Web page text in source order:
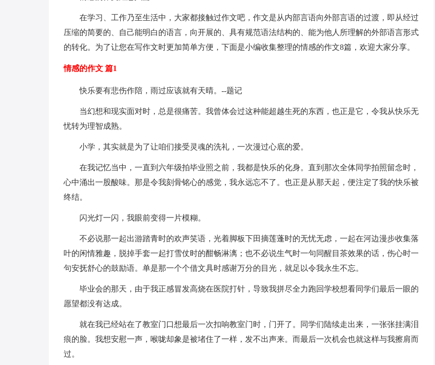
在学习、工作乃至生活中，大家都接触过作文吧，作文是从内部言语向外部言语的过渡，即从经过
压缩的简要的、自己能明白的语言，向开展的、具有规范语法结构的、能为他人所理解的外部语言形式
的转化。为了让您在写作文时更加简单方便，下面是小编收集整理的情感的作文8篇，欢迎大家分享。
情感的作文 篇1
快乐要有悲伤作陪，雨过应该就有天晴。--题记
当幻想和现实面对时，总是很痛苦。我曾体会过这种能超越生死的东西，也正是它，令我从快乐无
忧转为理智成熟。
小学，其实就是为了让咱们接受灵魂的洗礼，一次漫过心底的爱。
在我记忆当中，一直到六年级拍毕业照之前，我都是快乐的化身。直到那次全体同学拍照留念时，
心中涌出一股酸味。那是令我刻骨铭心的感觉，我永远忘不了。也正是从那天起，便注定了我的快乐被
终结。
闪光灯一闪，我眼前变得一片模糊。
不必说那一起出游踏青时的欢声笑语，光着脚板下田摘莲蓬时的无忧无虑，一起在河边漫步收集落
叶的闲情雅趣，脱掉手套一起打雪仗时的酣畅淋漓；也不必说生气时一句同醒目茶效果的话，伤心时一
句安抚舒心的鼓励语。单是那一个个借文具时感谢万分的目光，就足以令我永生不忘。
毕业会的那天，由于我正感冒发高烧在医院打针，导致我拼尽全力跑回学校想看同学们最后一眼的
愿望都没有达成。
就在我已经站在了教室门口想最后一次扣响教室门时，门开了。同学们陆续走出来，一张张挂满泪
痕的脸。我想安慰一声，喉咙却象是被堵住了一样，发不出声来。而最后一次机会也就这样与我擦肩而
过。